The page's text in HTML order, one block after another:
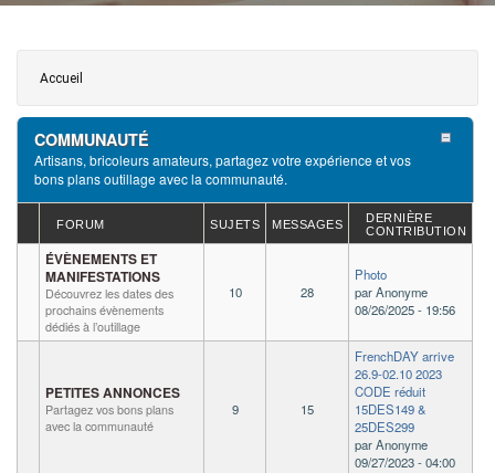
Vous êtes ici
Accueil
COMMUNAUTÉ
Artisans, bricoleurs amateurs, partagez votre expérience et vos
bons plans outillage avec la communauté.
FORUM SUJETS MESSAGES
DERNIÈRE
CONTRIBUTION
ÉVÈNEMENTS ET
MANIFESTATIONS
Découvrez les dates des
prochains évènements
dédiés à l’outillage
10 28
Photo
parAnonyme
08/26/2025 - 19:56
PETITES ANNONCES
Partagez vos bons plans
avec la communauté
9 15
FrenchDAY arrive
26.9-02.10 2023
CODE réduit
15DES149 &
25DES299
parAnonyme
09/27/2023 - 04:00